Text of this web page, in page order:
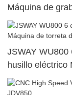
Máquina de
JSWAY
husillo eléctrico
superior dual61